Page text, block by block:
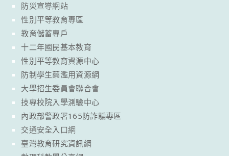
防災宣導網站
性別平等教育專區
教育儲蓄專戶
十二年國民基本教育
性別平等教育資源中心
防制學生藥濫用資源網
大學招生委員會聯合會
技專校院入學測驗中心
內政部警政署165防詐騙專區
交通安全入口網
臺灣教育研究資訊網